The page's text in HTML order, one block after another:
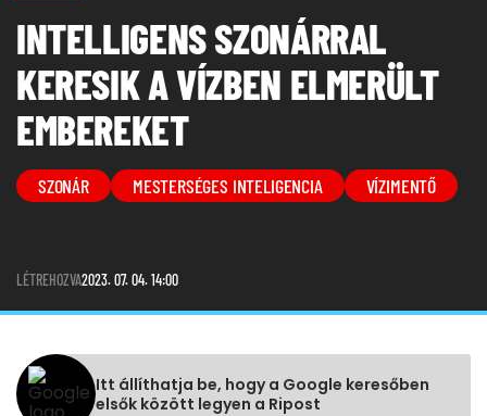
INTELLIGENS SZONÁRRAL
KERESIK A VÍZBEN ELMERÜLT
EMBEREKET
SZONÁR MESTERSÉGES INTELIGENCIA VÍZIMENTŐ
LÉTREHOZVA2023. 07. 04. 14:00
Itt állíthatja be, hogy a Google keresőben
elsők között legyen a Ripost